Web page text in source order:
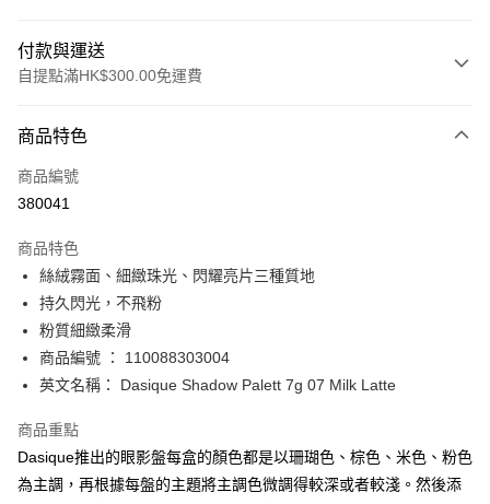
付款與運送
自提點滿HK$300.00免運費
信用卡
Apple Pay
PayMe
WeChat Pay
BoC Pay
順豐自助櫃 - 確認發貨後1-3個工作天送達
每筆HK$65.00，滿HK$300.00或以上免運費
商品特色
商品編號
380041
商品特色
絲絨霧面、細緻珠光、閃耀亮片三種質地
持久閃光，不飛粉
粉質細緻柔滑
商品編號 ： 110088303004
英文名稱： Dasique Shadow Palett 7g 07 Milk Latte
商品重點
Dasique推出的眼影盤每盒的顏色都是以珊瑚色、棕色、米色、粉色
為主調，再根據每盤的主題將主調色微調得較深或者較淺。然後添